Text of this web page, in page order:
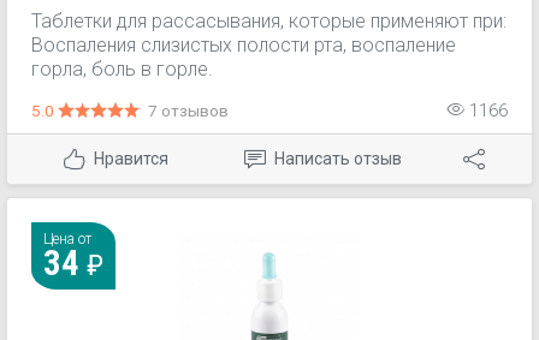
Таблетки для рассасывания, которые применяют при:
Воспаления слизистых полости рта, воспаление
горла, боль в горле.
5.0 7 отзывов 1166
Нравится Написать отзыв
Цена от
34